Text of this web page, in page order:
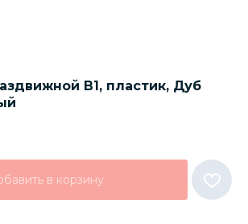
В1, пластик, Дуб
в корзину